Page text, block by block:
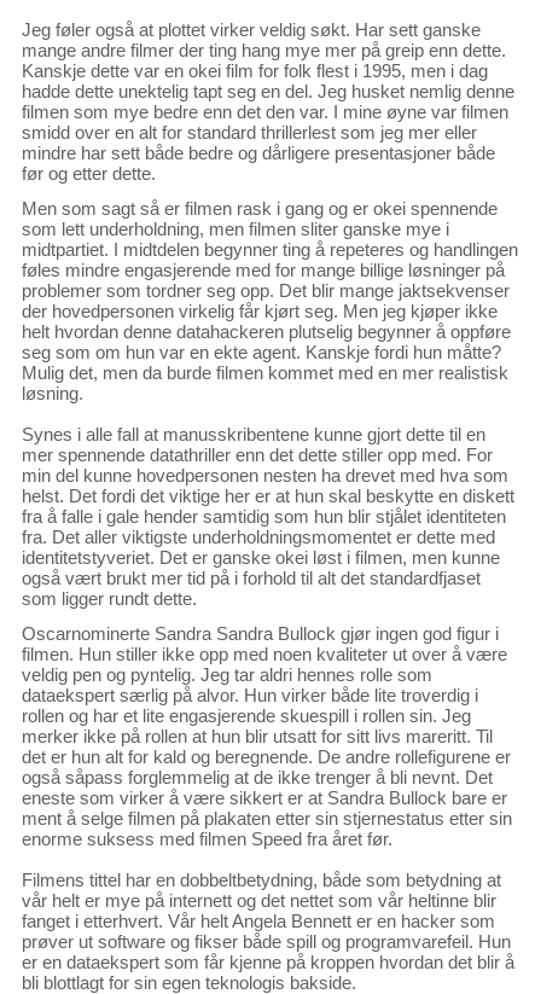
Jeg føler også at plottet virker veldig søkt. Har sett ganske
mange andre filmer der ting hang mye mer på greip enn dette.
Kanskje dette var en okei film for folk flest i 1995, men i dag
hadde dette unektelig tapt seg en del. Jeg husket nemlig denne
filmen som mye bedre enn det den var. I mine øyne var filmen
smidd over en alt for standard thrillerlest som jeg mer eller
mindre har sett både bedre og dårligere presentasjoner både
før og etter dette.
Men som sagt så er filmen rask i gang og er okei spennende
som lett underholdning, men filmen sliter ganske mye i
midtpartiet. I midtdelen begynner ting å repeteres og handlingen
føles mindre engasjerende med for mange billige løsninger på
problemer som tordner seg opp. Det blir mange jaktsekvenser
der hovedpersonen virkelig får kjørt seg. Men jeg kjøper ikke
helt hvordan denne datahackeren plutselig begynner å oppføre
seg som om hun var en ekte agent. Kanskje fordi hun måtte?
Mulig det, men da burde filmen kommet med en mer realistisk
løsning.
Synes i alle fall at manusskribentene kunne gjort dette til en
mer spennende datathriller enn det dette stiller opp med. For
min del kunne hovedpersonen nesten ha drevet med hva som
helst. Det fordi det viktige her er at hun skal beskytte en diskett
fra å falle i gale hender samtidig som hun blir stjålet identiteten
fra. Det aller viktigste underholdningsmomentet er dette med
identitetstyveriet. Det er ganske okei løst i filmen, men kunne
også vært brukt mer tid på i forhold til alt det standardfjaset
som ligger rundt dette.
Oscarnominerte Sandra Sandra Bullock gjør ingen god figur i
filmen. Hun stiller ikke opp med noen kvaliteter ut over å være
veldig pen og pyntelig. Jeg tar aldri hennes rolle som
dataekspert særlig på alvor. Hun virker både lite troverdig i
rollen og har et lite engasjerende skuespill i rollen sin. Jeg
merker ikke på rollen at hun blir utsatt for sitt livs mareritt. Til
det er hun alt for kald og beregnende. De andre rollefigurene er
også såpass forglemmelig at de ikke trenger å bli nevnt. Det
eneste som virker å være sikkert er at Sandra Bullock bare er
ment å selge filmen på plakaten etter sin stjernestatus etter sin
enorme suksess med filmen Speed fra året før.
Filmens tittel har en dobbeltbetydning, både som betydning at
vår helt er mye på internett og det nettet som vår heltinne blir
fanget i etterhvert. Vår helt Angela Bennett er en hacker som
prøver ut software og fikser både spill og programvarefeil. Hun
er en dataekspert som får kjenne på kroppen hvordan det blir å
bli blottlagt for sin egen teknologis bakside.